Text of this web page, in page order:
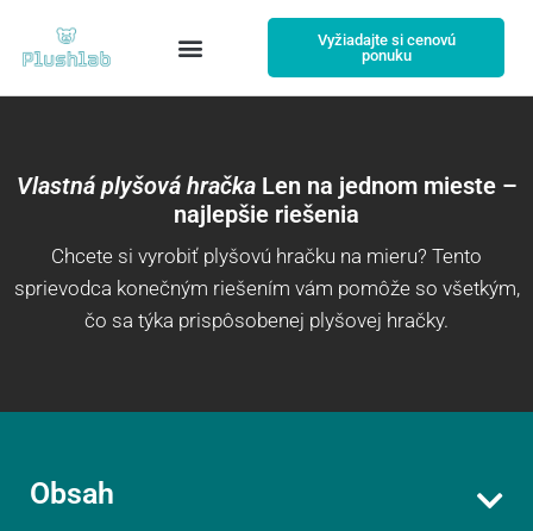
Vyžiadajte si cenovú
ponuku
Vlastná plyšová hračkaLen na jednom mieste –
najlepšie riešenia
Chcete si vyrobiť plyšovú hračku na mieru? Tento
sprievodca konečným riešením vám pomôže so všetkým,
čo sa týka prispôsobenej plyšovej hračky.
Obsah